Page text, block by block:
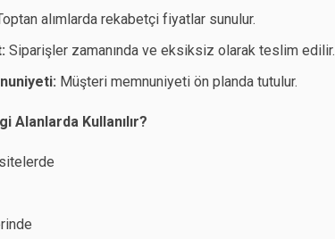
alımlarda rekabetçi fiyatlar sunulur.
Siparişler zamanında ve eksiksiz olarak teslim edilir.
Müşteri memnuniyeti ön planda tutulur.
Alanlarda Kullanılır?